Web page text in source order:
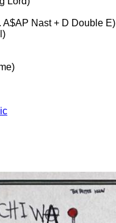
A$AP Nast + D Double E)